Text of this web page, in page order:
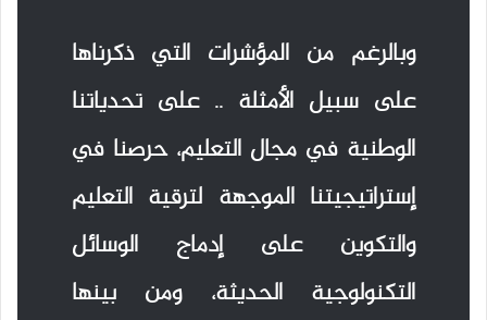
وبالرغم من المؤشرات التي ذكرناها
على سبيل الأمثلة .. على تحدياتنا
الوطنية في مجال التعليم، حرصنا في
إستراتيجيتنا الموجهة لترقية التعليم
والتكوين على إدماج الوسائل
التكنولوجية الحديثة، ومن بينها